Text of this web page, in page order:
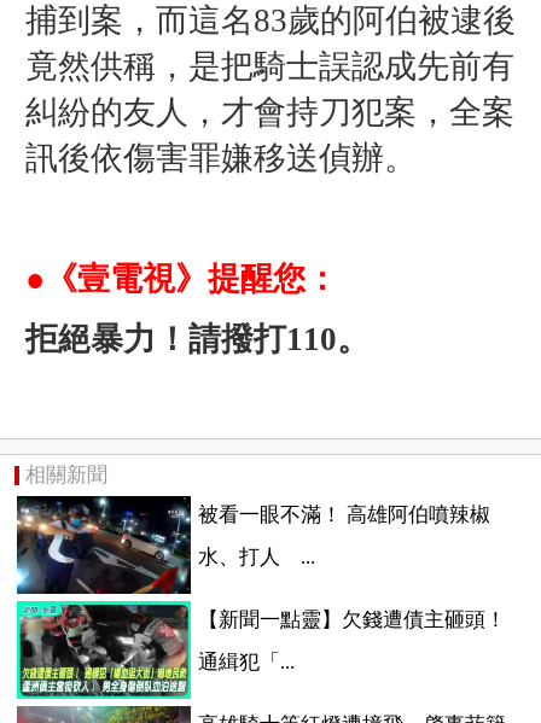
捕到案，而這名83歲的阿伯被逮後
竟然供稱，是把騎士誤認成先前有
糾紛的友人，才會持刀犯案，全案
訊後依傷害罪嫌移送偵辦。
●《壹電視》提醒您：
拒絕暴力！請撥打110。
相關新聞
被看一眼不滿！ 高雄阿伯噴辣椒
水、打人 ...
【新聞一點靈】欠錢遭債主砸頭！
通緝犯「...